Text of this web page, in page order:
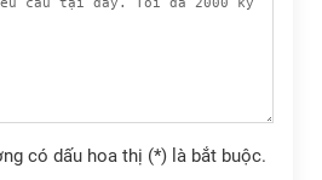
có dấu hoa thị (*) là bắt buộc.